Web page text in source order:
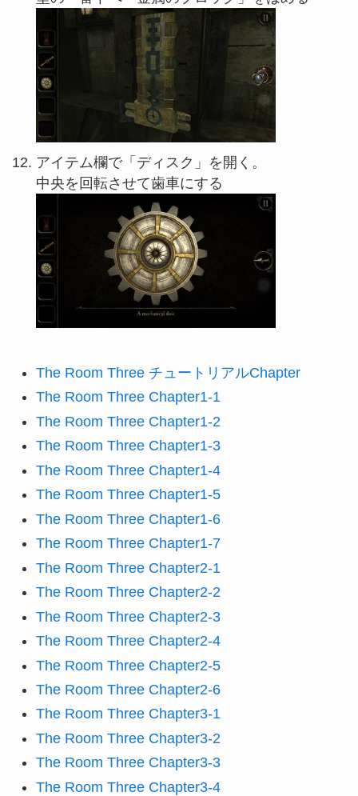
アイテム欄で「ディスク」を開く。
中央を回転させて歯車にする
The Room Three チュートリアルChapter
The Room Three Chapter1-1
The Room Three Chapter1-2
The Room Three Chapter1-3
The Room Three Chapter1-4
The Room Three Chapter1-5
The Room Three Chapter1-6
The Room Three Chapter1-7
The Room Three Chapter2-1
The Room Three Chapter2-2
The Room Three Chapter2-3
The Room Three Chapter2-4
The Room Three Chapter2-5
The Room Three Chapter2-6
The Room Three Chapter3-1
The Room Three Chapter3-2
The Room Three Chapter3-3
The Room Three Chapter3-4